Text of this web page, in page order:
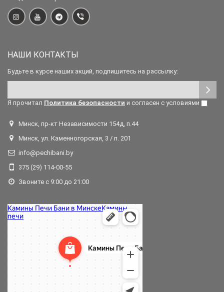
НАШИ КОНТАКТЫ
Будьте в курсе наших акций, подпишитесь на рассылку:
Я прочитал Политика безопасности и согласен с условиями
Минск, пр-кт Независимости 154д, п.44
Минск, ул. Каменногорская, 3 / п. 201
info@pechibani.by
375 (29) 114-00-55
Звоните с 9:00 до 21:00